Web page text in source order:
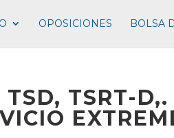
OPOSICIONES BOLSA
TSRT-D,.